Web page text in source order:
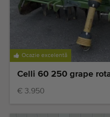
Ocazie excelentă
Celli 60 250 grape
€ 3.950